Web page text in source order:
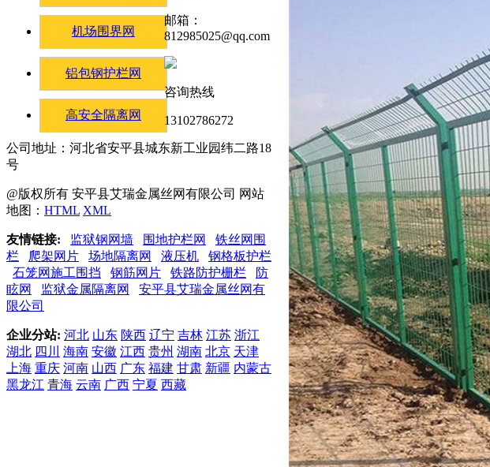
机场围界网
铝包钢护栏网
高安全隔离网
邮箱：
812985025@qq.com
咨询热线
13102786272
公司地址：河北省安平县城东新工业园纬二路18
号
@版权所有 安平县艾瑞金属丝网有限公司 网站
地图： HTML XML
友情链接: 监狱钢网墙 围地护栏网
铁丝网围
栏
爬架网片 场地隔离网 液压机
钢格板护栏
石笼网施工围挡
钢筋网片 铁路防护栅栏
防
眩网
监狱金属隔离网
安平县艾瑞金属丝网有
限公司
企业分站: 河北 山东 陕西 辽宁 吉林 江苏 浙江
湖北 四川 海南 安徽 江西 贵州 湖南 北京 天津
上海 重庆 河南 山西 广东 福建 甘肃 新疆 内蒙古
黑龙江 青海 云南 广西 宁夏 西藏